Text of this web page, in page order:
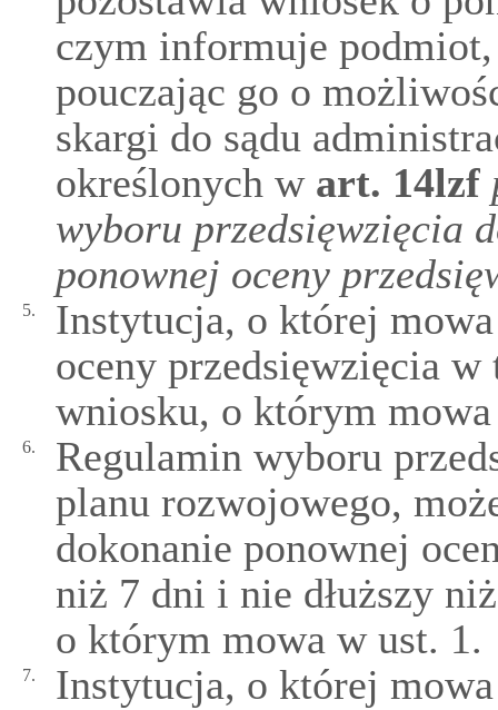
czym informuje
pouczając go o
skargi do sądu
określonych wart. 14lzf
wyboru przedsięwzięcia
ponownej oceny
5.
Instytucja, o której
oceny przedsięwzięcia
wniosku, o którym
6.
Regulamin wyboru
planu rozwojowego,
dokonanie ponownej
niż 7 dni i nie dłuższy
o którym mowa w ust. 1.
7.
Instytucja, o której